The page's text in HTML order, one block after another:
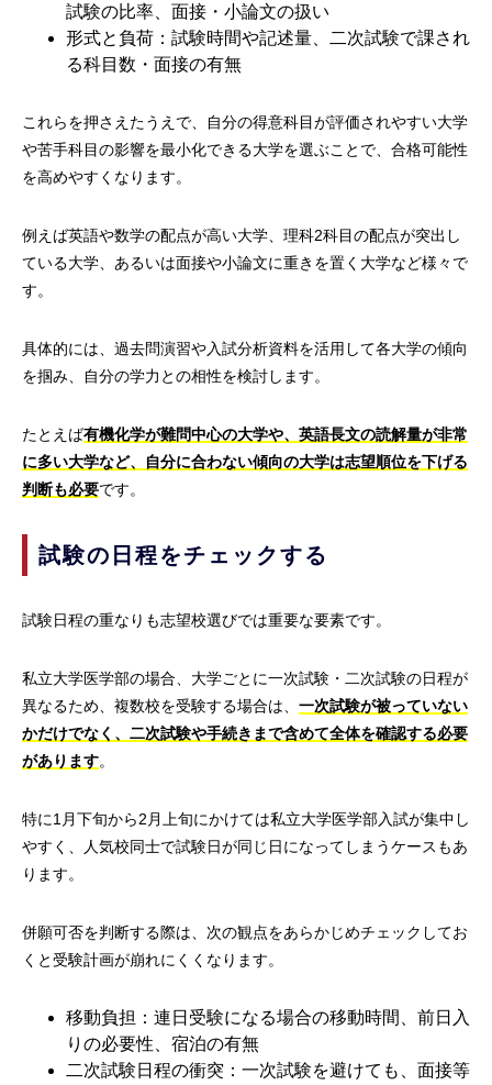
試験の比率、面接・小論文の扱い
形式と負荷：試験時間や記述量、二次試験で課され
る科目数・面接の有無
これらを押さえたうえで、自分の得意科目が評価されやすい大学
や苦手科目の影響を最小化できる大学を選ぶことで、合格可能性
を高めやすくなります。
例えば英語や数学の配点が高い大学、理科2科目の配点が突出し
ている大学、あるいは面接や小論文に重きを置く大学など様々で
す。
具体的には、過去問演習や入試分析資料を活用して各大学の傾向
を掴み、自分の学力との相性を検討します。
たとえば有機化学が難問中心の大学や、英語長文の読解量が非常
に多い大学など、自分に合わない傾向の大学は志望順位を下げる
判断も必要です。
試験の日程をチェックする
試験日程の重なりも志望校選びでは重要な要素です。
私立大学医学部の場合、大学ごとに一次試験・二次試験の日程が
異なるため、複数校を受験する場合は、 一次試験が被っていない
かだけでなく、二次試験や手続きまで含めて全体を確認する必要
があります。
特に1月下旬から2月上旬にかけては私立大学医学部入試が集中し
やすく、人気校同士で試験日が同じ日になってしまうケースもあ
ります。
併願可否を判断する際は、次の観点をあらかじめチェックしてお
くと受験計画が崩れにくくなります。
移動負担：連日受験になる場合の移動時間、前日入
りの必要性、宿泊の有無
二次試験日程の衝突：一次試験を避けても、面接等